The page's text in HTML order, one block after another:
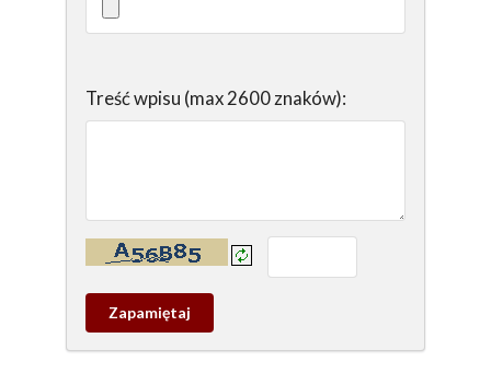
Treść wpisu (max 2600 znaków):
Kontrola - wprowadź tekst z obrazka:
Zapamietaj
wpis